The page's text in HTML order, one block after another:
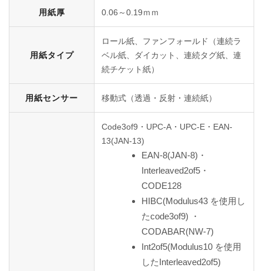
用紙厚 0.06～0.19ｍｍ
用紙タイプ
ロール紙、ファンフォールド（連続ラ
ベル紙、ダイカット、連続タグ紙、連
続チケット紙）
用紙センサー 移動式（透過・反射・連続紙）
Code3of9・UPC-A・UPC-E・EAN-
13(JAN-13)
EAN-8(JAN-8)・
Interleaved2of5・
CODE128
HIBC(Modulus43 を使用し
たcode3of9) ・
CODABAR(NW-7)
Int2of5(Modulus10 を使用
したInterleaved2of5)